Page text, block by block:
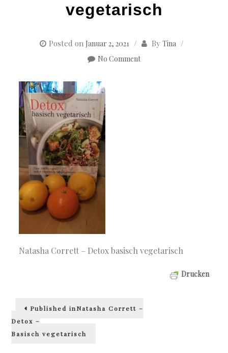
vegetarisch
Posted on Januar 2, 2021 By Tina
No Comment
Natasha Corrett – Detox basisch vegetarisch
Drucken
Beitragsnavigation
Published inNatasha Corrett –
Detox –
Basisch vegetarisch